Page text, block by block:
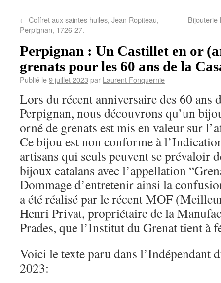
← Coffret aux saintes huiles, Jean Ropiteau,
Perpignan, 1726-27.
Bijouterie
Perpignan : Un Castillet en or
grenats pour les 60 ans de la
Publié le9 juillet 2023 par Laurent Fonquernie
Lors du récent anniversaire des 60 ans
Perpignan, nous découvrons qu’un
orné de grenats est mis en valeur sur
Ce bijou est non conforme à
artisans qui seuls peuvent se prévaloir
bijoux catalans avec l’appellation
Dommage d’entretenir ainsi la
a été réalisé par le récent MOF
Henri Privat, propriétaire de la
Prades, que l’Institut du Grenat tient à
Voici le texte paru dans l’Indépendant
2023: